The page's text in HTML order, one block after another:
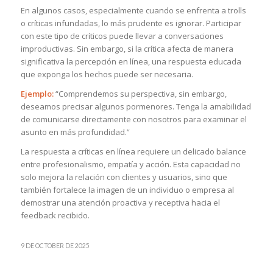
En algunos casos, especialmente cuando se enfrenta a trolls
o críticas infundadas, lo más prudente es ignorar. Participar
con este tipo de críticos puede llevar a conversaciones
improductivas. Sin embargo, si la crítica afecta de manera
significativa la percepción en línea, una respuesta educada
que exponga los hechos puede ser necesaria.
Ejemplo:“Comprendemos su perspectiva, sin embargo,
deseamos precisar algunos pormenores. Tenga la amabilidad
de comunicarse directamente con nosotros para examinar el
asunto en más profundidad.”
La respuesta a críticas en línea requiere un delicado balance
entre profesionalismo, empatía y acción. Esta capacidad no
solo mejora la relación con clientes y usuarios, sino que
también fortalece la imagen de un individuo o empresa al
demostrar una atención proactiva y receptiva hacia el
feedback recibido.
9 DE OCTOBER DE 2025